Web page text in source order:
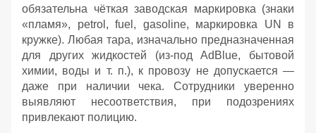
обязательна чёткая заводская маркировка (знаки
«пламя», petrol, fuel, gasoline, маркировка UN в
кружке). Любая тара, изначально предназначенная
для других жидкостей (из‑под AdBlue, бытовой
химии, воды и т. п.), к провозу не допускается —
даже при наличии чека. Сотрудники уверенно
выявляют несоответствия, при подозрениях
привлекают полицию.